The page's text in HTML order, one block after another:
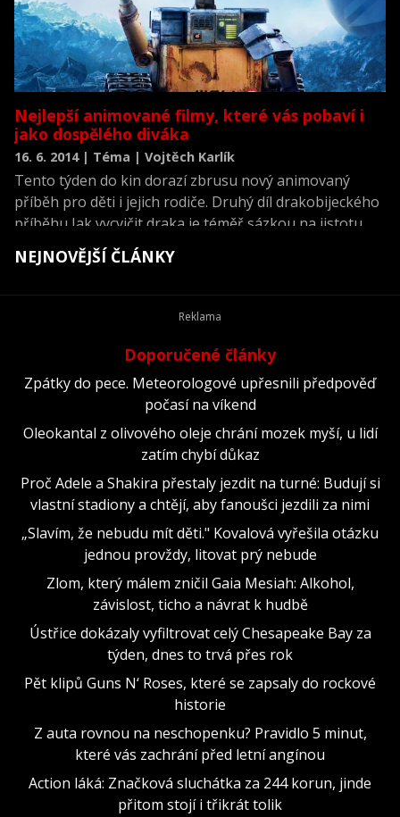
Nejlepší animované filmy, které vás pobaví i
jako dospělého diváka
16. 6. 2014 | Téma | Vojtěch Karlík
Tento týden do kin dorazí zbrusu nový animovaný
příběh pro děti i jejich rodiče. Druhý díl drakobijeckého
příběhu Jak vycvičit draka je téměř sázkou na jistotu.
Rodiče si zcela jistě oblíbí několik dospěláckých hlášek,
jejich ratolesti pak dobrodružný příběh hlavních hrdinů
děti současně umí studia jako Dreamworks, Pixar,
vybrat nejznámější a podle nás i nejlepší animované
filmy, které stojí za to vidět i několik let od premiéry.
Schválně, zda s námi budete souhlasit.
NEJNOVĚJŠÍ ČLÁNKY
Doporučené články
Zpátky do pece. Meteorologové upřesnili předpověď
počasí na víkend
Oleokantal z olivového oleje chrání mozek myší, u lidí
zatím chybí důkaz
Proč Adele a Shakira přestaly jezdit na turné: Budují si
vlastní stadiony a chtějí, aby fanoušci jezdili za nimi
„Slavím, že nebudu mít děti." Kovalová vyřešila otázku
jednou provždy, litovat prý nebude
Zlom, který málem zničil Gaia Mesiah: Alkohol,
závislost, ticho a návrat k hudbě
Ústřice dokázaly vyfiltrovat celý Chesapeake Bay za
týden, dnes to trvá přes rok
Pět klipů Guns N‘ Roses, které se zapsaly do rockové
historie
Z auta rovnou na neschopenku? Pravidlo 5 minut,
které vás zachrání před letní angínou
Action láká: Značková sluchátka za 244 korun, jinde
přitom stojí i třikrát tolik